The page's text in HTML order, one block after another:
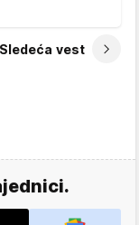
Sledeća vest